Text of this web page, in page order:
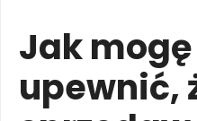
Jak
upewnić,